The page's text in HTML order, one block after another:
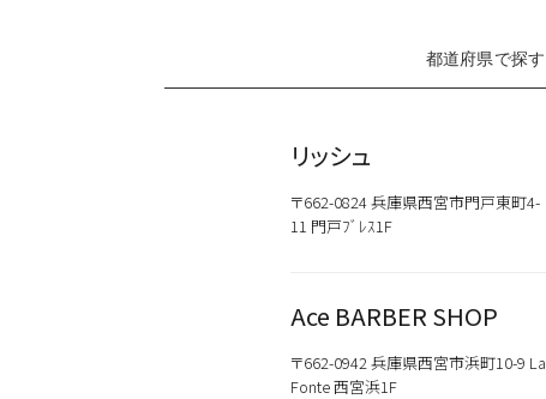
都道府県で探す
リッシュ
〒662-0824 兵庫県西宮市門戸東町4-
11 門戸ﾌﾞﾚｽ1F
Ace BARBER SHOP
〒662-0942 兵庫県西宮市浜町10-9 La
Fonte 西宮浜1F